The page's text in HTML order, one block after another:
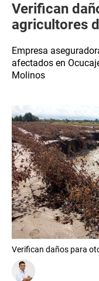
Verifican
agricultores
Empresa
afectados en
Molinos
Verifican daños para